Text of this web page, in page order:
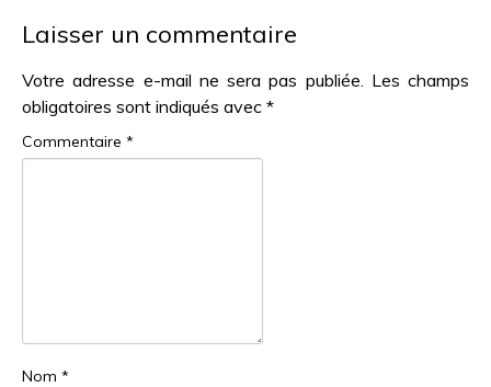
Laisser un commentaire
Votre adresse e-mail ne sera pas publiée. Les champs
obligatoires sont indiqués avec *
Commentaire *
Nom *